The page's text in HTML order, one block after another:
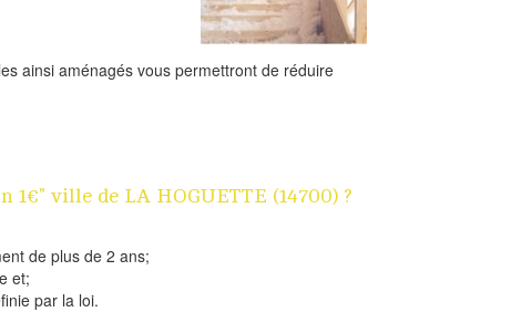
ainsi aménagés vous permettront de réduire
ville de LA HOGUETTE (14700) ?
de plus de 2 ans;
et;
par la loi.